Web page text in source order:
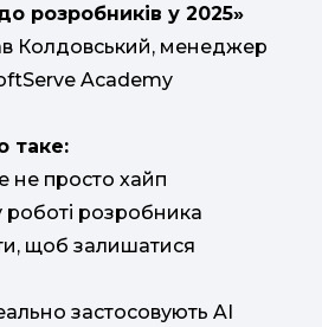
розробників у 2025»
Колдовський, менеджер
Academy
таке:
не просто хайп
розробника
щоб залишатися
застосовують AI